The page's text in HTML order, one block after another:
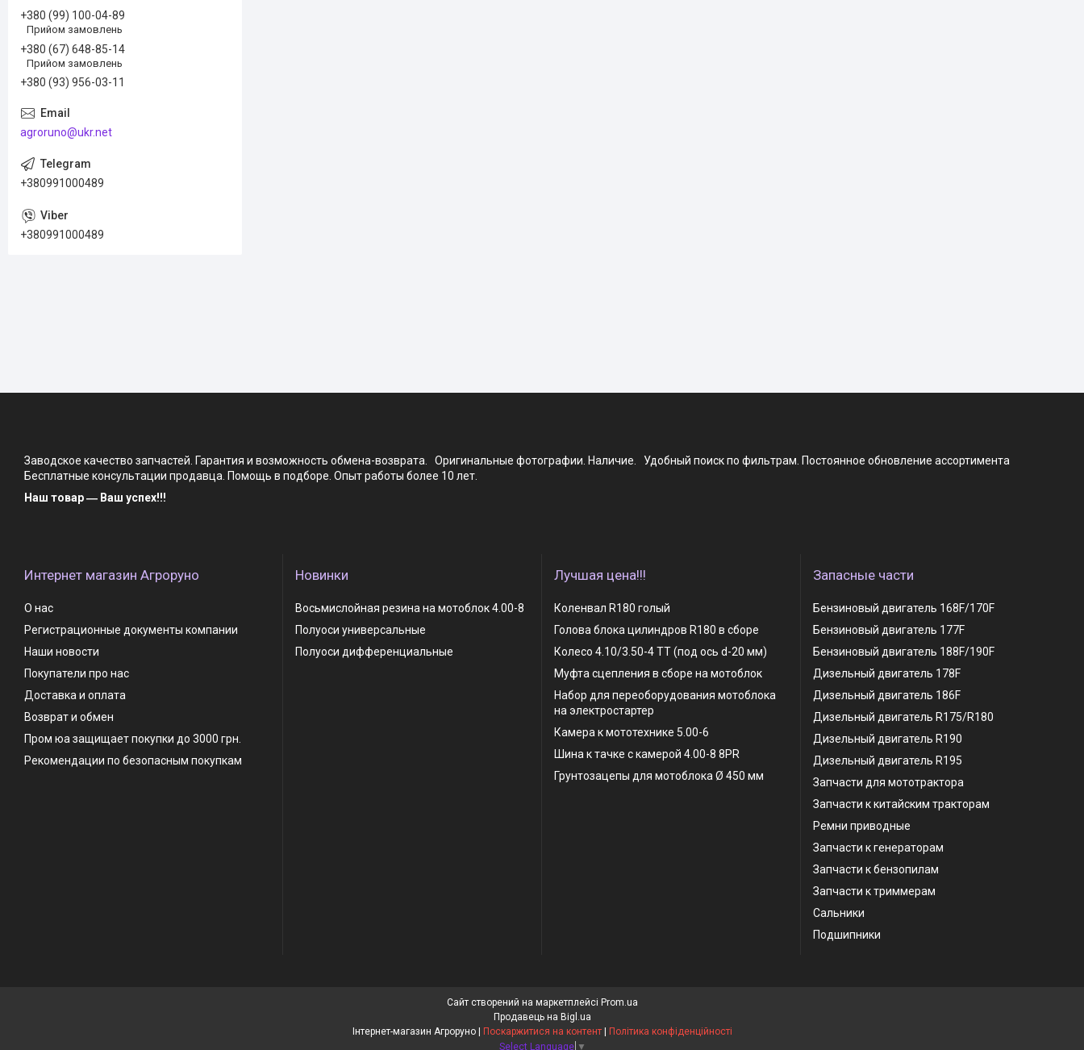
+380 (99) 100-04-89
Прийом замовлень
+380 (67) 648-85-14
Прийом замовлень
+380 (93) 956-03-11
agroruno@ukr.net
+380991000489
+380991000489
Заводское качество запчастей. Гарантия и возможность обмена-возврата. Оригинальные фотографии. Наличие. Удобный поиск по фильтрам. Постоянное обновление ассортимента
Бесплатные консультации продавца. Помощь в подборе. Опыт работы более 10 лет.
Наш товар ― Ваш успех!!!
Интернет магазин Агроруно
О нас
Регистрационные документы компании
Наши новости
Покупатели про нас
Доставка и оплата
Возврат и обмен
Пром юа защищает покупки до 3000 грн.
Рекомендации по безопасным покупкам
Новинки
Восьмислойная резина на мотоблок 4.00-8
Полуоси универсальные
Полуоси дифференциальные
Лучшая цена!!!
Коленвал R180 голый
Голова блока цилиндров R180 в сборе
Колесо 4.10/3.50-4 TT (под ось d-20 мм)
Муфта сцепления в сборе на мотоблок
Набор для переоборудования мотоблока
на электростартер
Камера к мототехнике 5.00-6
Шина к тачке с камерой 4.00-8 8PR
Грунтозацепы для мотоблока Ø 450 мм
Запасные части
Бензиновый двигатель 168F/170F
Бензиновый двигатель 177F
Бензиновый двигатель 188F/190F
Дизельный двигатель 178F
Дизельный двигатель 186F
Дизельный двигатель R175/R180
Дизельный двигатель R190
Дизельный двигатель R195
Запчасти для мототрактора
Запчасти к китайским тракторам
Ремни приводные
Запчасти к генераторам
Запчасти к бензопилам
Запчасти к триммерам
Сальники
Подшипники
Сайт створений на маркетплейсі Prom.ua
Продавець на Bigl.ua
Поскаржитися на контент
Політика конфіденційності
Select Language ▼